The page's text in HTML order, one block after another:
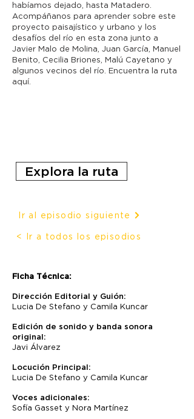
habíamos dejado, hasta Matadero.
Acompáñanos para aprender sobre este
proyecto paisajístico y urbano y los
desafíos del río en esta zona junto a
Javier Malo de Molina, Juan García, Manuel
Benito, Cecilia Briones, Malú Cayetano y
algunos vecinos del río. Encuentra la ruta
aquí.
Explora la ruta
< Ir a todos los episodios
Ir al episodio siguiente
Ficha Técnica:
Dirección Editorial y Guión:
Lucia De Stefano y Camila Kuncar
Edición de sonido y banda sonora
original:
Javi Álvarez
Locución Principal:
Lucia De Stefano y Camila Kuncar
Voces adicionales:
Sofía Gasset y Nora Martínez